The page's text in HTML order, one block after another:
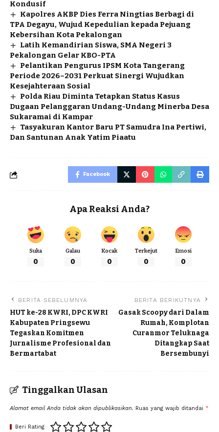
Kondusif
Kapolres AKBP Dies Ferra Ningtias Berbagi di
TPA Degayu, Wujud Kepedulian kepada Pejuang
Kebersihan Kota Pekalongan
Latih Kemandirian Siswa, SMA Negeri 3
Pekalongan Gelar KBO-PTA
Pelantikan Pengurus IPSM Kota Tangerang
Periode 2026–2031 Perkuat Sinergi Wujudkan
Kesejahteraan Sosial
Polda Riau Diminta Tetapkan Status Kasus
Dugaan Pelanggaran Undang-Undang Minerba Desa
Sukaramai di Kampar
Tasyakuran Kantor Baru PT Samudra Ina Pertiwi,
Dan Santunan Anak Yatim Piaatu
Facebook
Apa Reaksi Anda?
Suka
0
Galau
0
Kocak
0
Terkejut
0
Emosi
0
BERITA SEBELUMNYA
HUT ke-28 KWRI, DPC KWRI
Kabupaten Pringsewu
Tegaskan Komitmen
Jurnalisme Profesional dan
Bermartabat
BERITA BERIKUTNYA
Gasak Scoopy dari Dalam
Rumah, Komplotan
Curanmor Teluknaga
Ditangkap Saat
Bersembunyi
Tinggalkan Ulasan
Alamat email Anda tidak akan dipublikasikan. Ruas yang wajib ditandai *
Beri Rating